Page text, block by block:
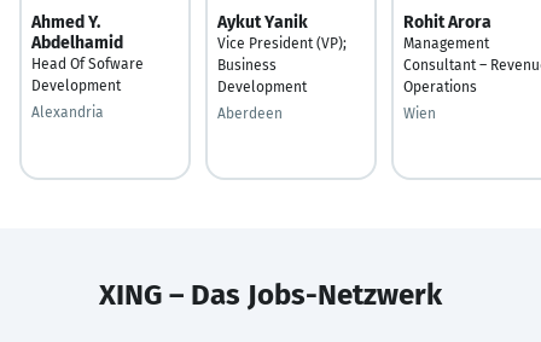
Ahmed Y.
Abdelhamid
Head Of Sofware
Development
Alexandria
Aykut Yanik
Vice President (VP);
Business
Development
Aberdeen
Rohit Arora
Management
Consultant –
Operations
Wien
XING – Das Jobs-Netzwerk